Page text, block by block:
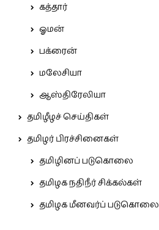
கத்தார்
ஓமன்
பக்ரைன்
மலேசியா
ஆஸ்திரேலியா
தமிழீழச் செய்திகள்
தமிழர் பிரச்சினைகள்
தமிழினப் படுகொலை
தமிழக நதிநீர் சிக்கல்கள்
தமிழக மீனவர்ப் படுகொலை